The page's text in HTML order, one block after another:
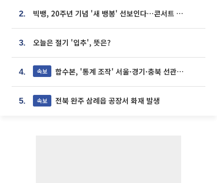
2. 빅뱅, 20주년 기념 '새 뱅봉' 선보인다⋯콘서트 앞두고 팝업 개최
3. 오늘은 절기 '입추', 뜻은?
4. 속보 합수본, '통계 조작' 서울·경기·충북 선관위 등 추가 압수수색
5. 속보 전북 완주 삼례읍 공장서 화재 발생